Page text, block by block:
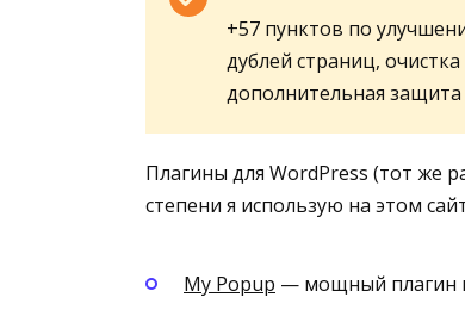
+57 пунктов по
дублей страниц,
дополнительная защита
Плагины для WordPress (тот же
степени я использую на этом
Му Рорuр — мощный плагин